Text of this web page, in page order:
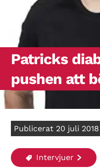
Patricks
pushen att
Publicerat 20 juli 2018
Intervjuer